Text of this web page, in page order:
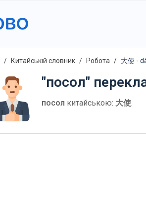
Китайській словник Робота 大使 -
"посол"
посол китайською: 大使.